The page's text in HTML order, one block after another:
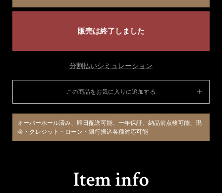
販売は終了しました
分割払いシミュレーション
この商品をお気に入りに追加する
オーバーホール済み、即日配送可能、一年保証、納品前点検可能、現
金・クレジット・ローン・銀行振込各種対応可能